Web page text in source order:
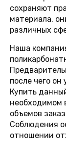
сохраняют
материала,
различных
Наша
после чего
Купить
необходимом
объемов
Соблюдения
отношении